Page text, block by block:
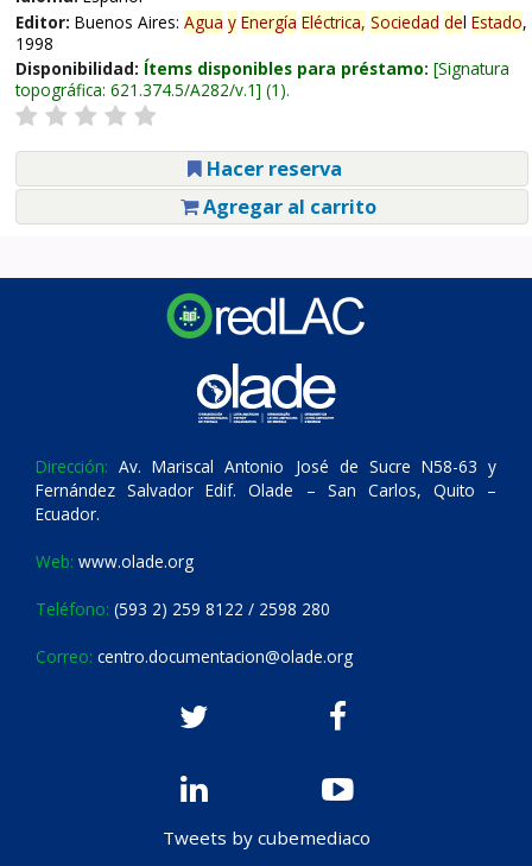
Editor: Buenos Aires: Agua y Energía Eléctrica, Sociedad del Estado,
1998
Disponibilidad: Ítems disponibles para préstamo: Signatura
topográfica: 621.374.5/A282/v.1 (1).
Hacer reserva
Agregar al carrito
Dirección: Av. Mariscal Antonio José de Sucre N58-63 y
Fernández Salvador Edif. Olade – San Carlos, Quito –
Ecuador.
Web: www.olade.org
Teléfono: (593 2) 259 8122 / 2598 280
Correo: centro.documentacion@olade.org
Tweets by cubemediaco